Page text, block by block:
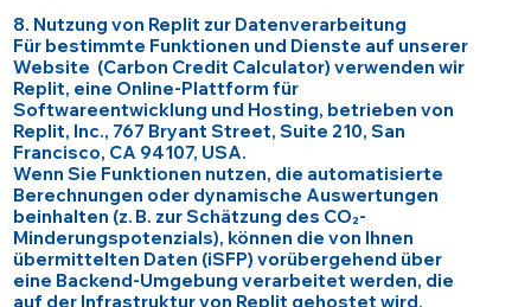
8. Nutzung von Replit zur Datenverarbeitung
Für bestimmte Funktionen und Dienste auf unserer
Website (Carbon Credit Calculator) verwenden wir
Replit, eine Online-Plattform für
Softwareentwicklung und Hosting, betrieben von
Replit, Inc., 767 Bryant Street, Suite 210, San
Francisco, CA 94107, USA.
Wenn Sie Funktionen nutzen, die automatisierte
Berechnungen oder dynamische Auswertungen
beinhalten (z. B. zur Schätzung des CO₂-
Minderungspotenzials), können die von Ihnen
übermittelten Daten (iSFP) vorübergehend über
eine Backend-Umgebung verarbeitet werden, die
auf der Infrastruktur von Replit gehostet wird.